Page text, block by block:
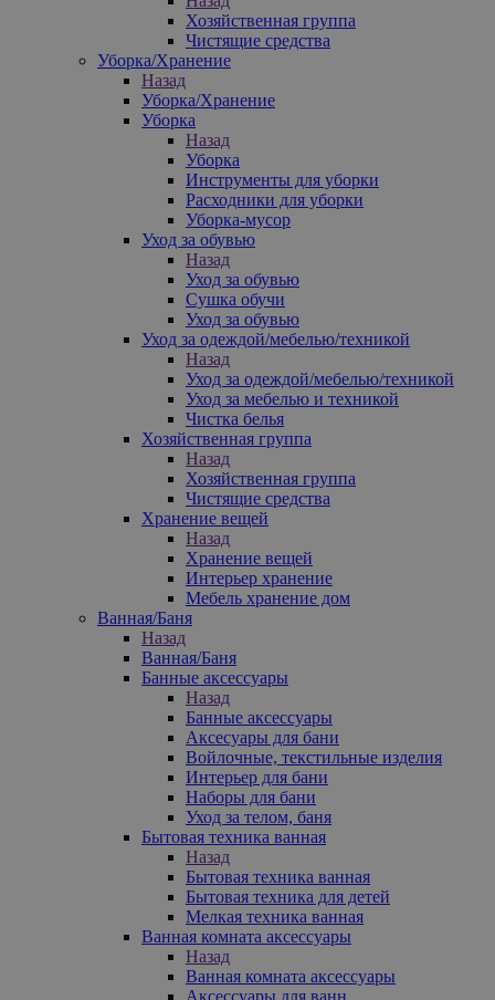
Хозяйственная группа
Чистящие средства
Уборка/Хранение
Назад
Уборка/Хранение
Уборка
Назад
Уборка
Инструменты для уборки
Расходники для уборки
Уборка-мусор
Уход за обувью
Назад
Уход за обувью
Сушка обучи
Уход за обувью
Уход за одеждой/мебелью/техникой
Назад
Уход за одеждой/мебелью/техникой
Уход за мебелью и техникой
Чистка белья
Хозяйственная группа
Назад
Хозяйственная группа
Чистящие средства
Хранение вещей
Назад
Хранение вещей
Интерьер хранение
Мебель хранение дом
Ванная/Баня
Назад
Ванная/Баня
Банные аксессуары
Назад
Банные аксессуары
Аксесуары для бани
Войлочные, текстильные изделия
Интерьер для бани
Наборы для бани
Уход за телом, баня
Бытовая техника ванная
Назад
Бытовая техника ванная
Бытовая техника для детей
Мелкая техника ванная
Ванная комната аксессуары
Назад
Ванная комната аксессуары
Аксессуары для ванн